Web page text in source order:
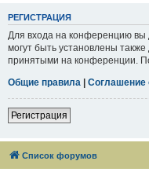
РЕГИСТРАЦИЯ
Для входа на конференцию вы
могут быть установлены
принятыми на конференции.
Общие правила | Соглашение
Регистрация
Список форумов